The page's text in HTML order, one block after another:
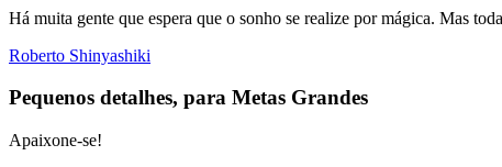
Há muita gente que espera que o sonho se realize por mágica. Mas
Roberto Shinyashiki
Pequenos detalhes, para Metas Grandes
Apaixone-se!